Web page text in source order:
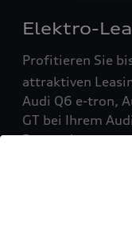
Elektro-
Profitieren Sie
attraktiven
Audi Q6 e-tron,
GT bei Ihrem
Partner!